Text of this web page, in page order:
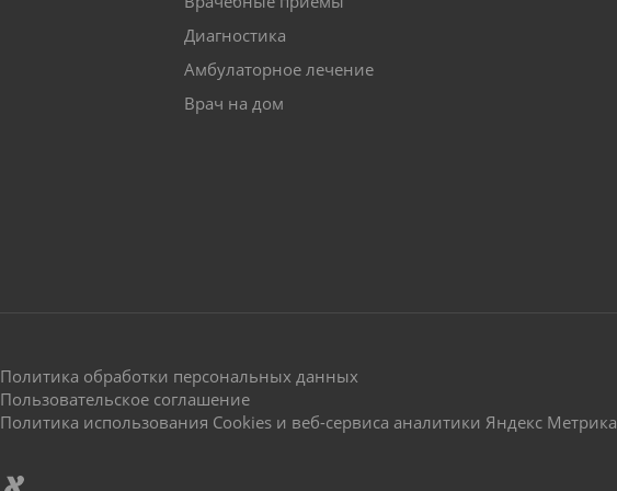
Диагностика
Амбулаторное лечение
Врач на дом
Политика обработки персональных данных
Пользовательское соглашение
Политика использования Cookies и веб-сервиса аналитики Яндекс Метрика